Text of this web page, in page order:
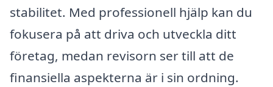
stabilitet. Med professionell hjälp kan du
fokusera på att driva och utveckla ditt
företag, medan revisorn ser till att de
finansiella aspekterna är i sin ordning.